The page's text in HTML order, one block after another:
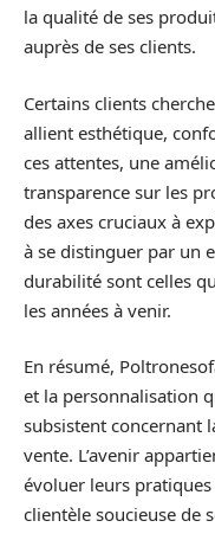
la qualité de ses
auprès de ses clients.
Certains clients
allient esthétique,
ces attentes, une
transparence sur les
des axes cruciaux à
à se distinguer par un
durabilité sont celles
les années à venir.
En résumé,
et la personnalisation
subsistent concernant
vente. L’avenir
évoluer leurs
clientèle soucieuse de